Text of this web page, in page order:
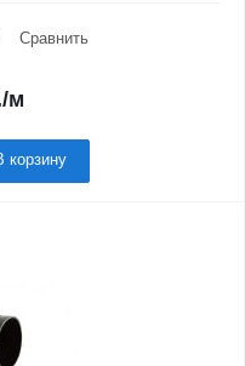
Сравнить
/м
корзину